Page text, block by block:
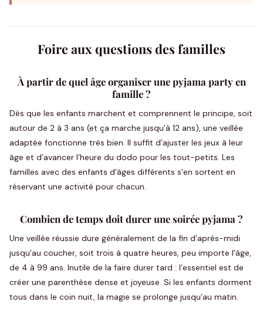
Foire aux questions des familles
À partir de quel âge organiser une pyjama party en
famille ?
Dès que les enfants marchent et comprennent le principe, soit
autour de 2 à 3 ans (et ça marche jusqu’à 12 ans), une veillée
adaptée fonctionne très bien. Il suffit d’ajuster les jeux à leur
âge et d’avancer l’heure du dodo pour les tout-petits. Les
familles avec des enfants d’âges différents s’en sortent en
réservant une activité pour chacun.
Combien de temps doit durer une soirée pyjama ?
Une veillée réussie dure généralement de la fin d’après-midi
jusqu’au coucher, soit trois à quatre heures, peu importe l’âge,
de 4 à 99 ans. Inutile de la faire durer tard : l’essentiel est de
créer une parenthèse dense et joyeuse. Si les enfants dorment
tous dans le coin nuit, la magie se prolonge jusqu’au matin.